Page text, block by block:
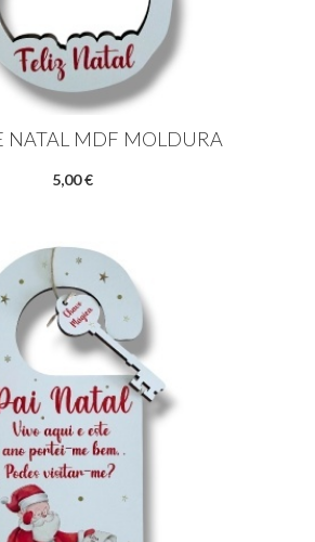
NATAL MDF MOLDURA
5,00 €